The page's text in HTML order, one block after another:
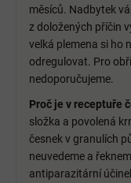
měsíců. Nadbytek
z doložených příčin
velká plemena si ho
odregulovat. Pro
nedoporučujeme.
Proč je v receptuře
složka a povolená
česnek v granulích
neuvedeme a
antiparazitární